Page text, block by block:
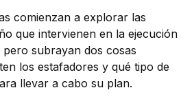
comienzan a explorar las
que intervienen en la ejecución
subrayan dos cosas
los estafadores y qué tipo de
llevar a cabo su plan.